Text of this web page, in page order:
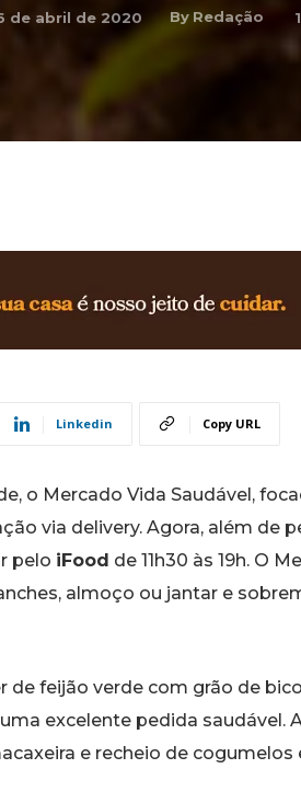
de abril de 2020 By Redação 1
Linkedin Copy URL
o Mercado Vida Saudável,
via delivery. Agora, além de
pelo iFood de 11h30 às 19h. O
almoço ou jantar e
feijão verde com grão de
excelente pedida saudável.
e recheio de cogumelos